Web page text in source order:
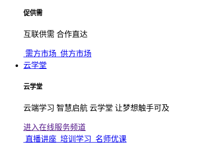
促供需
互联供需 合作直达
需方市场 供方市场
云学堂
云学堂
云端学习 智慧启航 云学堂 让梦想触手可及
进入在线服务频道
直播讲座 培训学习 名师优课